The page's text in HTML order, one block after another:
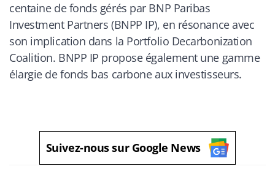
centaine de fonds gérés par BNP Paribas
Investment Partners (BNPP IP), en résonance avec
son implication dans la Portfolio Decarbonization
Coalition. BNPP IP propose également une gamme
élargie de fonds bas carbone aux investisseurs.
Suivez-nous sur Google News